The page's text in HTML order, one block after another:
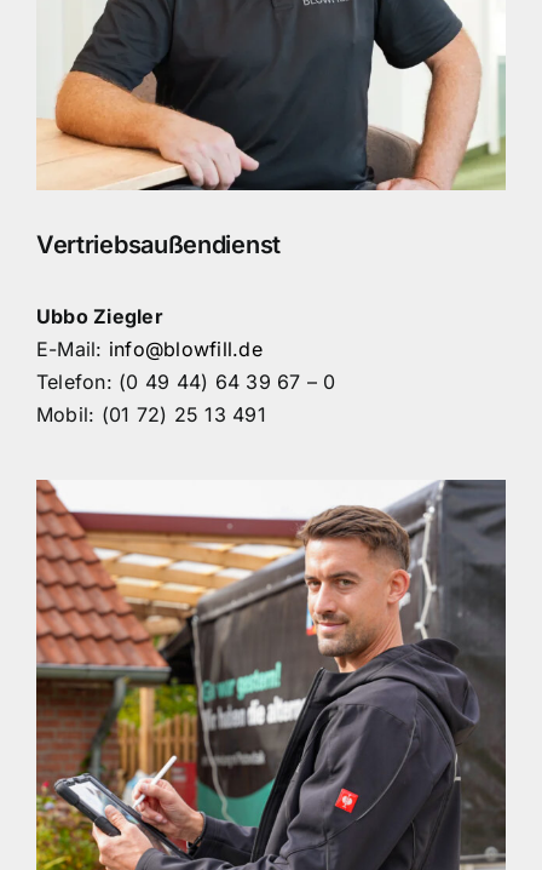
Vertriebsaußendienst
Ubbo Ziegler
E-Mail: info@blowfill.de
Telefon: (0 49 44) 64 39 67 – 0
Mobil: (01 72) 25 13 491